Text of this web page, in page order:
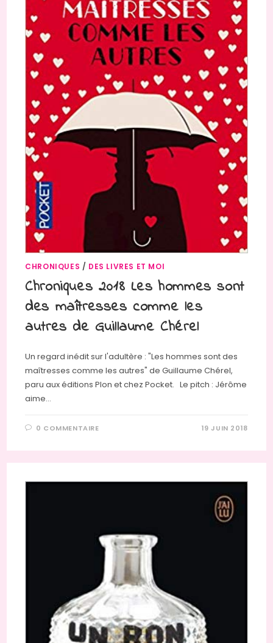
CHRONIQUES / DES LIVRES ET MOI
Chroniques 2018 Les hommes sont
des maîtresses comme les
autres de Guillaume Chérel
Un regard inédit sur l'adultère : "Les hommes sont des
maîtresses comme les autres" de Guillaume Chérel,
paru aux éditions Plon et chez Pocket. Le pitch : Jérôme
aime…
0 COMMENTAIRE 19 JUIN 2018